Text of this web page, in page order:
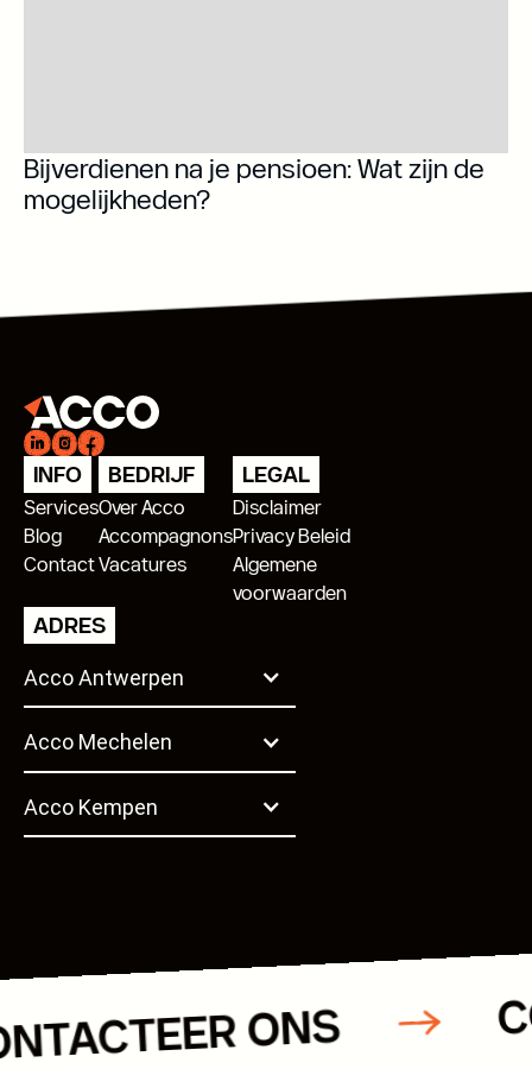
Bijverdienen na je pensioen: Wat zijn de
mogelijkheden?
INFO
Services
Blog
Contact
BEDRIJF
Over Acco
Accompagnons
Vacatures
LEGAL
Disclaimer
Privacy Beleid
Algemene
voorwaarden
ADRES
Acco Antwerpen
Acco Mechelen
Acco Kempen
ONS